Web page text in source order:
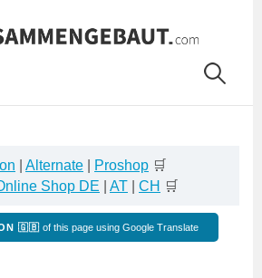
Alternate Proshop 🛒
Shop DE AT CH 🛒
🇬🇧 of this page using Google Translate